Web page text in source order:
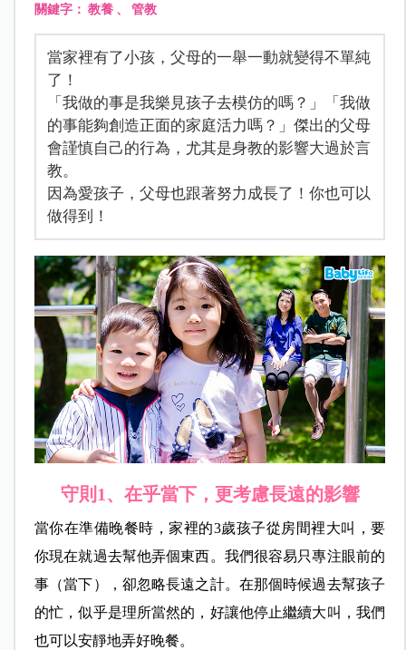
關鍵字： 教養、 管教
當家裡有了小孩，父母的一舉一動就變得不單純
了！
「我做的事是我樂見孩子去模仿的嗎？」「我做
的事能夠創造正面的家庭活力嗎？」傑出的父母
會謹慎自己的行為，尤其是身教的影響大過於言
教。
因為愛孩子，父母也跟著努力成長了！你也可以
做得到！
守則1 、 在乎當下，更考慮長遠的影響
當你在準備晚餐時，家裡的3歲孩子從房間裡大叫，要
你現在就過去幫他弄個東西。我們很容易只專注眼前的
事（當下），卻忽略長遠之計。在那個時候過去幫孩子
的忙，似乎是理所當然的，好讓他停止繼續大叫，我們
也可以安靜地弄好晚餐。